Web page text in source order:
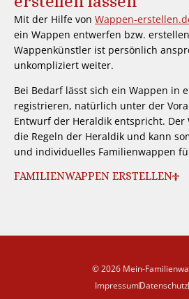
Mit der Hilfe von Wappen-
ein Wappen entwerfen bzw.
Wappenkünstler ist persönlich
unkompliziert weiter.
Bei Bedarf lässt sich ein Wappen in
registrieren, natürlich unter der
Entwurf der Heraldik entspricht.
die Regeln der Heraldik und kann
und individuelles Familienwappen
FAMILIENWAPPEN ERSTELLEN
© 2026 Mein-
ImpressumDatenschutz